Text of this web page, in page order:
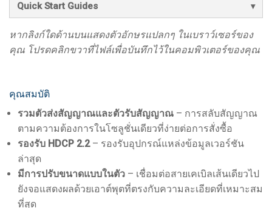
Quick Start Guides
หากลิงก์ใดด้านบนแสดงตัวอักษรแปลกๆ ในเบราว์เซอร์ของ
คุณ โปรดคลิกขวาที่ไฟล์เพื่อบันทึกไว้ในคอมพิวเตอร์ของคุณ
คุณสมบัติ
รวมตัวส่งสัญญาณและตัวรับสัญญาณ – การสลับสัญญาณ
ตามความต้องการในโซลูชั่นเดียวที่ง่ายต่อการสั่งซื้อ
รองรับ HDCP 2.2– รองรับอุปกรณ์แหล่งข้อมูลเวอร์ชัน
ล่าสุด
มีการปรับขนาดแบบในตัว – เชื่อมต่อสายเคเบิลเส้นเดียวไป
ยังจอแสดงผลด้วยเอาต์พุตที่ตรงกับความละเอียดที่เหมาะสม
ที่สุด